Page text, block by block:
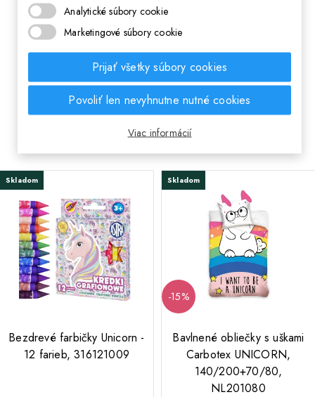
Značka
5901137185057
MOHLO BY VÁS ZAUJAŤ AJ
Skladom
Bezdrevé farbičky Unicorn -
12 farieb, 316121009
-15%
Skladom
Bavlnené obliečky s uškami
Carbotex UNICORN,
140/200+70/80,
NL201080
Analytické súbory cookie
Marketingové súbory cookie
Prijať všetky súbory cookies
Povoliť len nevyhnutne nutné cookies
Viac informácií